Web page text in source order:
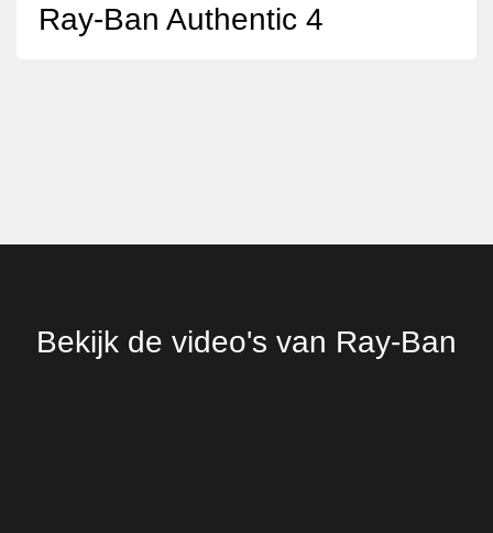
Ray-Ban Authentic 4
Bekijk de video's van Ray-Ban